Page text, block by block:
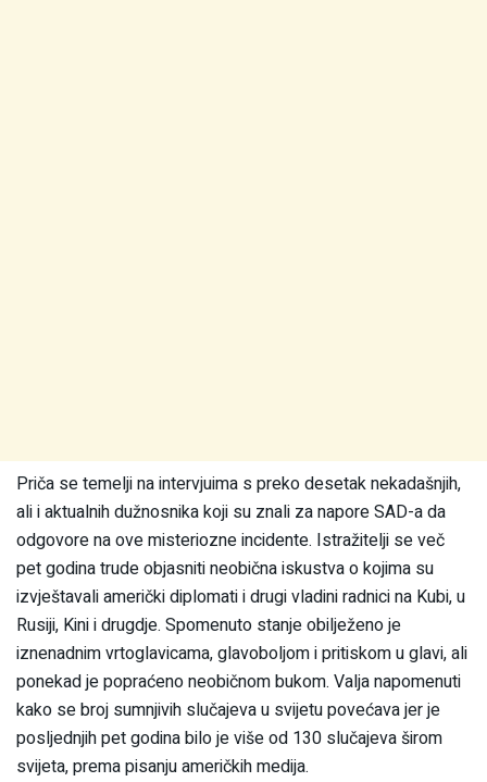
Priča se temelji na intervjuima s preko desetak nekadašnjih,
ali i aktualnih dužnosnika koji su znali za napore SAD-a da
odgovore na ove misteriozne incidente. Istražitelji se več
pet godina trude objasniti neobična iskustva o kojima su
izvještavali američki diplomati i drugi vladini radnici na Kubi, u
Rusiji, Kini i drugdje. Spomenuto stanje obilježeno je
iznenadnim vrtoglavicama, glavoboljom i pritiskom u glavi, ali
ponekad je popraćeno neobičnom bukom. Valja napomenuti
kako se broj sumnjivih slučajeva u svijetu povećava jer je
posljednjih pet godina bilo je više od 130 slučajeva širom
svijeta, prema pisanju američkih medija.